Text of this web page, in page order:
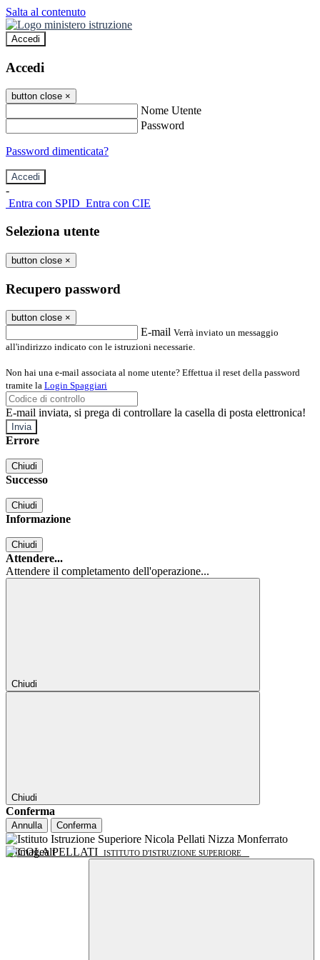
Salta al contenuto
Accedi
Accedi
button close ×
Nome Utente
Password
Password dimenticata?
-
Entra con SPID Entra con CIE
Seleziona utente
button close ×
Recupero password
button close ×
E-mail Verrà inviato un messaggio
all'indirizzo indicato con le istruzioni necessarie.
Non hai una e-mail associata al nome utente? Effettua il reset della password
tramite la Login Spaggiari
E-mail inviata, si prega di controllare la casella di posta elettronica!
Errore
Chiudi
Successo
Chiudi
Informazione
Chiudi
Attendere...
Attendere il completamento dell'operazione...
Chiudi
Chiudi
Conferma
Annulla Conferma
NICOLA PELLATI ISTITUTO D'ISTRUZIONE SUPERIORE